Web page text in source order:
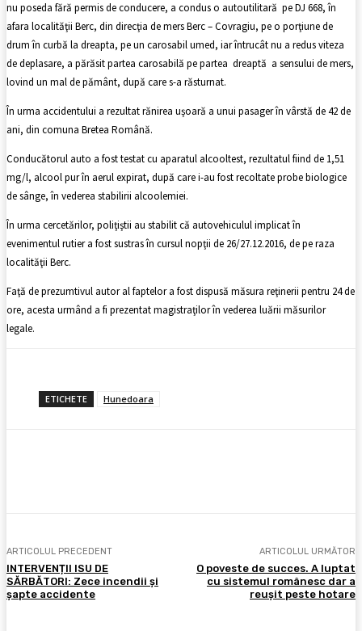
nu poseda fără permis de conducere, a condus o autoutilitară pe DJ 668, în
afara localităţii Berc, din direcţia de mers Berc – Covragiu, pe o porţiune de
drum în curbă la dreapta, pe un carosabil umed, iar întrucât nu a redus viteza
de deplasare, a părăsit partea carosabilă pe partea dreaptă a sensului de mers,
lovind un mal de pământ, după care s-a răsturnat.
În urma accidentului a rezultat rănirea uşoară a unui pasager în vârstă de 42 de
ani, din comuna Bretea Română.
Conducătorul auto a fost testat cu aparatul alcooltest, rezultatul fiind de 1,51
mg/l, alcool pur în aerul expirat, după care i-au fost recoltate probe biologice
de sânge, în vederea stabilirii alcoolemiei.
În urma cercetărilor, poliţiştii au stabilit că autovehiculul implicat în
evenimentul rutier a fost sustras în cursul nopţii de 26/27.12.2016, de pe raza
localităţii Berc.
Faţă de prezumtivul autor al faptelor a fost dispusă măsura reţinerii pentru 24 de
ore, acesta urmând a fi prezentat magistraţilor în vederea luării măsurilor
legale.
ETICHETE Hunedoara
ARTICOLUL PRECEDENT
INTERVENȚII ISU DE
SĂRBĂTORI: Zece incendii și
șapte accidente
ARTICOLUL URMĂTOR
O poveste de succes. A luptat
cu sistemul românesc dar a
reușit peste hotare